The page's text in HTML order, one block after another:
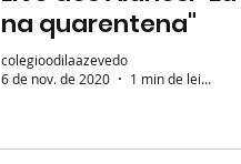
na quarentena"
colegioodilaazevedo
6 de nov. de 2020
1 min de leitura